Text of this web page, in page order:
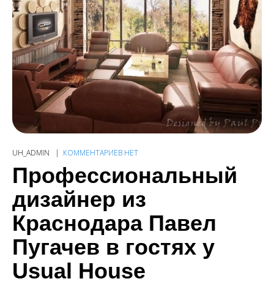
UH_ADMIN КОММЕНТАРИЕВ НЕТ
Профессиональный
дизайнер из
Краснодара Павел
Пугачев в гостях у
Usual House